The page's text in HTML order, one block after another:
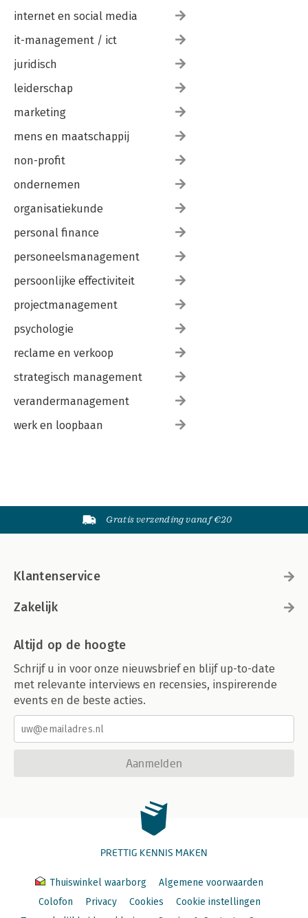
internet en social media
it-management / ict
juridisch
leiderschap
marketing
mens en maatschappij
non-profit
ondernemen
organisatiekunde
personal finance
personeelsmanagement
persoonlijke effectiviteit
projectmanagement
psychologie
reclame en verkoop
strategisch management
verandermanagement
werk en loopbaan
Gratis verzending vanaf €20
Klantenservice
Zakelijk
Altijd op de hoogte
Schrijf u in voor onze nieuwsbrief en blijf up-to-date
met relevante interviews en recensies, inspirerende
events en de beste acties.
Aanmelden
PRETTIG KENNIS MAKEN
Thuiswinkel waarborg
Algemene voorwaarden
Colofon
Privacy Cookies
Cookie instellingen